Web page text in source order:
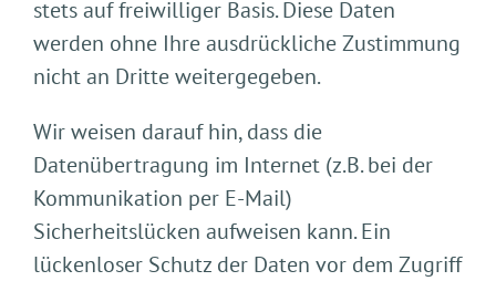
stets auf freiwilliger Basis. Diese Daten
werden ohne Ihre ausdrückliche Zustimmung
nicht an Dritte weitergegeben.
Wir weisen darauf hin, dass die
Datenübertragung im Internet (z.B. bei der
Kommunikation per E-Mail)
Sicherheitslücken aufweisen kann. Ein
lückenloser Schutz der Daten vor dem Zugriff